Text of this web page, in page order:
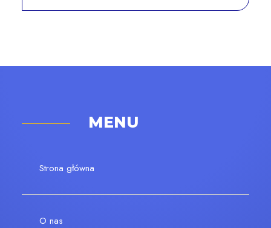
MENU
Strona główna
O nas